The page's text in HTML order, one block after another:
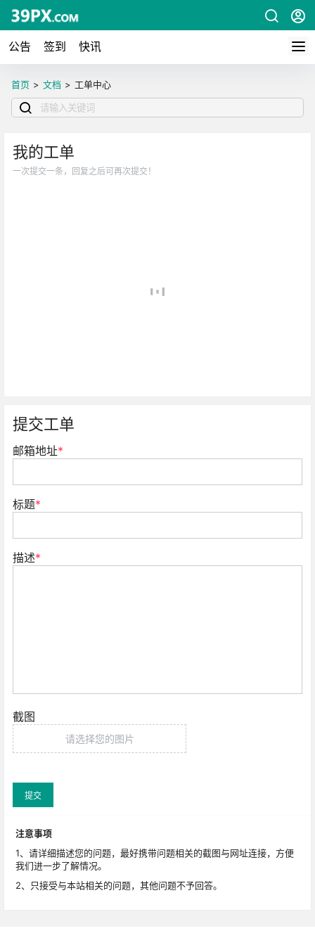
公告 签到 快讯
首页 > 文档 > 工单中心
我的工单
一次提交一条，回复之后可再次提交！
提交工单
邮箱地址*
标题*
描述*
截图
请选择您的图片
提交
注意事项
1、请详细描述您的问题，最好携带问题相关的截图与网址连接，方便
我们进一步了解情况。
2、只接受与本站相关的问题，其他问题不予回答。